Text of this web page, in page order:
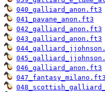
040_galliard_anon.ft3
041_pavane_anon.ft3
042_galliard_anon.ft3
043_galliard_anon.ft3
046_galliard_anon.ft3
047_fantasy_milano.ft3